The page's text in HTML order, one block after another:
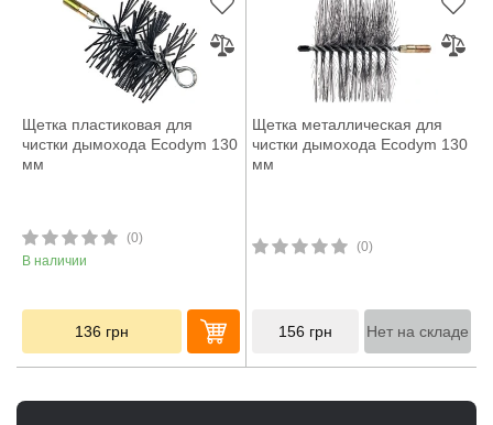
Щетка пластиковая для
чистки дымохода Ecodym 130
мм
(0)
В наличии
136 грн
Щетка металлическая для
чистки дымохода Ecodym 130
мм
(0)
156 грн Нет на складе